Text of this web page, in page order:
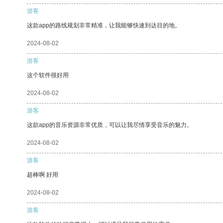
游客
这款app的路线规划非常精准，让我能够快速到达目的地。
2024-08-02
游客
这个软件很好用
2024-08-02
游客
这款app的音乐资源非常优质，可以让我尽情享受音乐的魅力。
2024-08-02
游客
超棒啊 好用
2024-08-02
游客